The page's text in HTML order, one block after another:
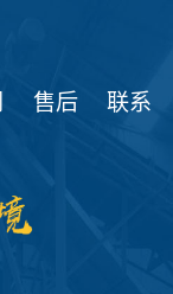
售后 联系